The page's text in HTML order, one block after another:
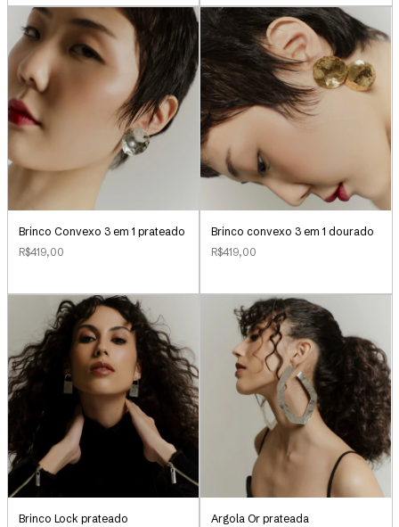
Brinco Convexo 3 em 1 prateado
R$419,00
Brinco convexo 3 em 1 dourado
R$419,00
Brinco Lock prateado
Argola Or prateada